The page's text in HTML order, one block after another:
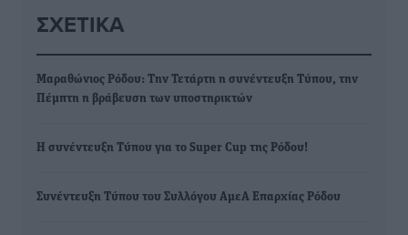
ΣΧΕΤΙΚΆ
Μαραθώνιος Ρόδου: Την Τετάρτη η συνέντευξη Τύπου, την
Πέμπτη η βράβευση των υποστηρικτών
Η συνέντευξη Τύπου για το Super Cup της Ρόδου!
Συνέντευξη Τύπου του Συλλόγου ΑμεΑ Επαρχίας Ρόδου